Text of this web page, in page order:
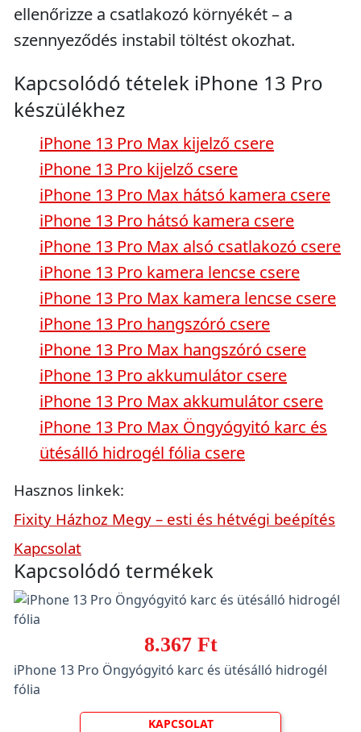
ellenőrizze a csatlakozó környékét – a
szennyeződés instabil töltést okozhat.
Kapcsolódó tételek iPhone 13 Pro
készülékhez
iPhone 13 Pro Max kijelző csere
iPhone 13 Pro kijelző csere
iPhone 13 Pro Max hátsó kamera csere
iPhone 13 Pro hátsó kamera csere
iPhone 13 Pro Max alsó csatlakozó csere
iPhone 13 Pro kamera lencse csere
iPhone 13 Pro Max kamera lencse csere
iPhone 13 Pro hangszóró csere
iPhone 13 Pro Max hangszóró csere
iPhone 13 Pro akkumulátor csere
iPhone 13 Pro Max akkumulátor csere
iPhone 13 Pro Max Öngyógyitó karc és
ütésálló hidrogél fólia csere
Hasznos linkek:
Fixity Házhoz Megy – esti és hétvégi beépítés
Kapcsolat
Kapcsolódó termékek
8.367 Ft
iPhone 13 Pro Öngyógyitó karc és ütésálló hidrogél
fólia
KAPCSOLAT